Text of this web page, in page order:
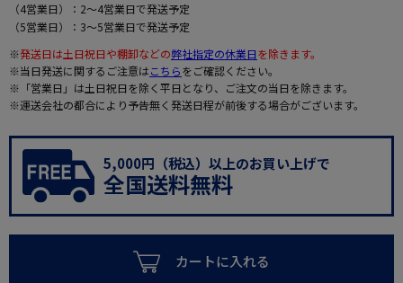
（4営業日）：2～4営業日で発送予定
（5営業日）：3～5営業日で発送予定
※発送日は土日祝日や棚卸などの弊社指定の休業日を除きます。
※当日発送に関するご注意はこちらをご確認ください。
※「営業日」は土日祝日を除く平日となり、ご注文の当日を除きます。
※運送会社の都合により予告無く発送日程が前後する場合がございます。
5,000円（税込）以上のお買い上げで
全国送料無料
カートに入れる